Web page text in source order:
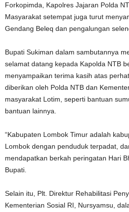
Forkopimda, Kapolres Jajaran Polda
Masyarakat setempat juga turut
Gendang Beleq dan pengalungan
Bupati Sukiman dalam sambutannya
selamat datang kepada Kapolda NTB
menyampaikan terima kasih atas
diberikan oleh Polda NTB dan
masyarakat Lotim, seperti bantuan
bantuan lainnya.
“Kabupaten Lombok Timur adalah
Lombok dengan penduduk terpadat,
mendapatkan berkah peringatan Hari
Bupati.
Selain itu, Plt. Direktur Rehabilitasi
Kementerian Sosial RI, Nursyamsu,